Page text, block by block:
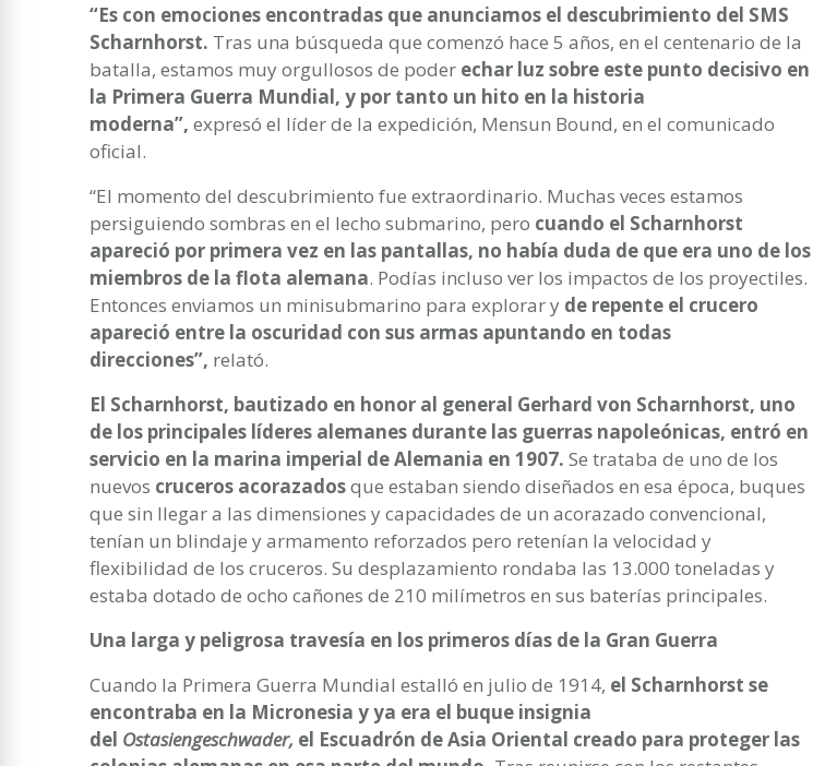
“Es con emociones encontradas que anunciamos el descubrimiento del SMS
Scharnhorst. Tras una búsqueda que comenzó hace 5 años, en el centenario de la
batalla, estamos muy orgullosos de poder echar luz sobre este punto decisivo en
la Primera Guerra Mundial, y por tanto un hito en la historia
moderna”, expresó el líder de la expedición, Mensun Bound, en el comunicado
oficial.
“El momento del descubrimiento fue extraordinario. Muchas veces estamos
persiguiendo sombras en el lecho submarino, pero cuando el Scharnhorst
apareció por primera vez en las pantallas, no había duda de que era uno de los
miembros de la flota alemana. Podías incluso ver los impactos de los proyectiles.
Entonces enviamos un minisubmarino para explorar y de repente el crucero
apareció entre la oscuridad con sus armas apuntando en todas
direcciones”, relató.
El Scharnhorst, bautizado en honor al general Gerhard von Scharnhorst, uno
de los principales líderes alemanes durante las guerras napoleónicas, entró en
servicio en la marina imperial de Alemania en 1907. Se trataba de uno de los
nuevos cruceros acorazadosque estaban siendo diseñados en esa época, buques
que sin llegar a las dimensiones y capacidades de un acorazado convencional,
tenían un blindaje y armamento reforzados pero retenían la velocidad y
flexibilidad de los cruceros. Su desplazamiento rondaba las 13.000 toneladas y
estaba dotado de ocho cañones de 210 milímetros en sus baterías principales.
Una larga y peligrosa travesía en los primeros días de la Gran Guerra
Cuando la Primera Guerra Mundial estalló en julio de 1914, el Scharnhorst se
encontraba en la Micronesia y ya era el buque insignia
del Ostasiengeschwader, el Escuadrón de Asia Oriental creado para proteger las